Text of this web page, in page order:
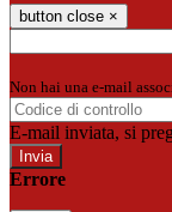
button close ×
Non hai una e-mail
E-mail inviata, si
Errore